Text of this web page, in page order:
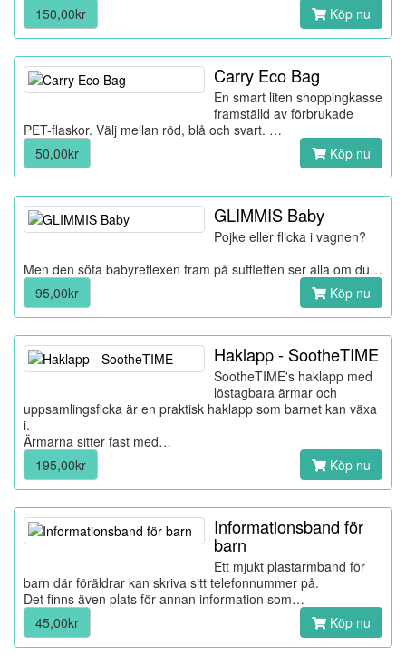
150,00kr
Köp nu
Carry Eco Bag
En smart liten shoppingkasse
framställd av förbrukade
PET-flaskor. Välj mellan röd, blå och svart. …
50,00kr
Köp nu
GLIMMIS Baby
Pojke eller flicka i vagnen?
Men den söta babyreflexen fram på suffletten ser alla om du…
95,00kr
Köp nu
Haklapp - SootheTIME
SootheTIME's haklapp med
löstagbara ärmar och
uppsamlingsficka är en praktisk haklapp som barnet kan växa
i.
Ärmarna sitter fast med…
195,00kr
Köp nu
Informationsband för
barn
Ett mjukt plastarmband för
barn där föräldrar kan skriva sitt telefonnummer på.
Det finns även plats för annan information som…
45,00kr
Köp nu